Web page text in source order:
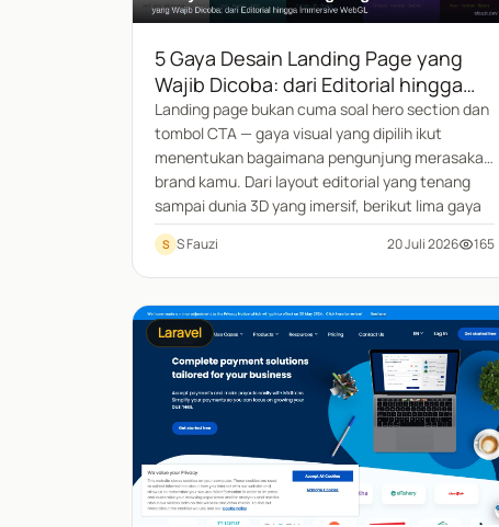
5 Gaya Desain Landing Page yang
Wajib Dicoba: dari Editorial hingga
Immersive WebGL
Landing page bukan cuma soal hero section dan
tombol CTA — gaya visual yang dipilih ikut
menentukan bagaimana pengunjung merasakan
brand kamu. Dari layout editorial yang tenang
sampai dunia 3D yang imersif, berikut lima gaya
desain landing page yang layak dicoba, lengkap
dengan kapan sebaiknya dipakai dan tips
implementasinya.
S S Fauzi 20 Juli 2026 165
Laravel